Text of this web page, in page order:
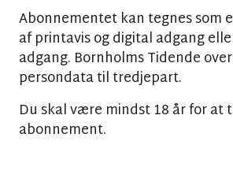
Abonnementet kan tegnes som
af printavis og digital adgang
adgang. Bornholms Tidende
persondata til tredjepart.
Du skal være mindst 18 år for at
abonnement.